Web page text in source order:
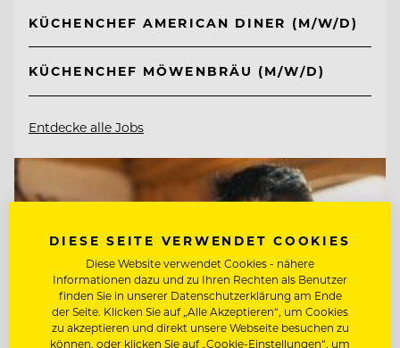
KÜCHENCHEF AMERICAN DINER (M/W/D)
KÜCHENCHEF MÖWENBRÄU (M/W/D)
Entdecke alle Jobs
DIESE SEITE VERWENDET COOKIES
Diese Website verwendet Cookies - nähere
Informationen dazu und zu Ihren Rechten als Benutzer
finden Sie in unserer Datenschutzerklärung am Ende
der Seite. Klicken Sie auf „Alle Akzeptieren“, um Cookies
zu akzeptieren und direkt unsere Webseite besuchen zu
können, oder klicken Sie auf „Cookie-Einstellungen“, um